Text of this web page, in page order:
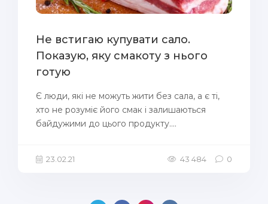
Не встигаю купувати сало.
Показую, яку смакоту з нього
готую
Є люди, які не можуть жити без сала, а є ті,
хто не розуміє його смак і залишаються
байдужими до цього продукту....
23.02.21 43 484 0